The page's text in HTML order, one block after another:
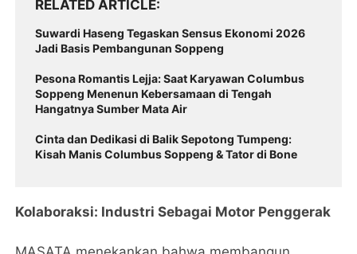
RELATED ARTICLE
Suwardi Haseng Tegaskan Sensus Ekonomi 2026
Jadi Basis Pembangunan Soppeng
Pesona Romantis Lejja: Saat Karyawan Columbus
Soppeng Menenun Kebersamaan di Tengah
Hangatnya Sumber Mata Air
Cinta dan Dedikasi di Balik Sepotong Tumpeng:
Kisah Manis Columbus Soppeng & Tator di Bone
​Kolaboraksi: Industri Sebagai Motor Penggerak